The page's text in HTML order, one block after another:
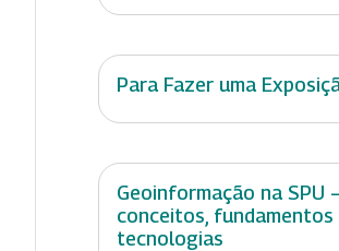
Para Fazer uma
Geoinformação na SPU –
conceitos, fundamentos
tecnologias